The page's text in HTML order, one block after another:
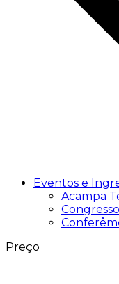
Eventos e
Acampa
Preço